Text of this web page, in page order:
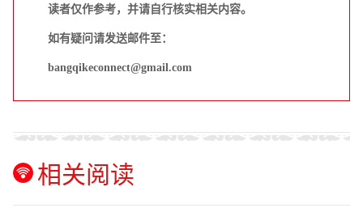
读者仅作参考，并请自行核实相关内容。
如有疑问请发送邮件至：
bangqikeconnect@gmail.com
相关阅读